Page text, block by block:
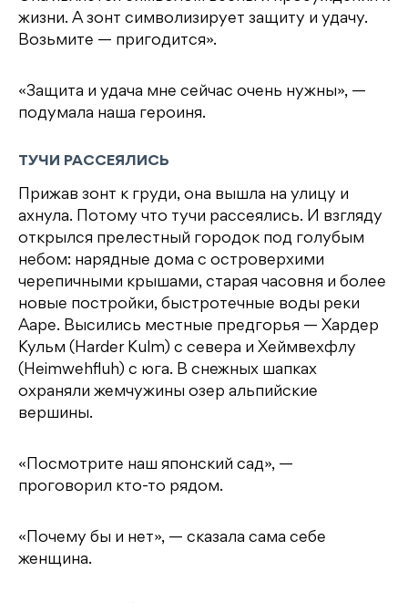
жизни. А зонт символизирует защиту и удачу.
Возьмите — пригодится».
«Защита и удача мне сейчас очень нужны», —
подумала наша героиня.
ТУЧИ РАССЕЯЛИСЬ
Прижав зонт к груди, она вышла на улицу и
ахнула. Потому что тучи рассеялись. И взгляду
открылся прелестный городок под голубым
небом: нарядные дома с островерхими
черепичными крышами, старая часовня и более
новые постройки, быстротечные воды реки
Ааре. Высились местные предгорья — Хардер
Кульм (Harder Kulm) с севера и Хеймвехфлу
(Heimwehfluh) с юга. В снежных шапках
охраняли жемчужины озер альпийские
вершины.
«Посмотрите наш японский сад», —
проговорил кто-то рядом.
«Почему бы и нет», — сказала сама себе
женщина.